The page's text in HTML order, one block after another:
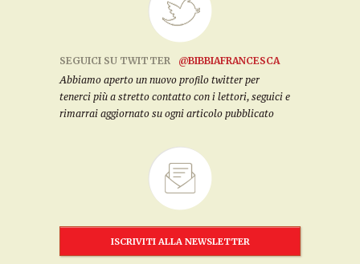
SEGUICI SU TWITTER
@BIBBIAFRANCESCA
Abbiamo aperto un nuovo profilo twitter per
tenerci più a stretto contatto con i lettori, seguici e
rimarrai aggiornato su ogni articolo pubblicato
ISCRIVITI ALLA NEWSLETTER